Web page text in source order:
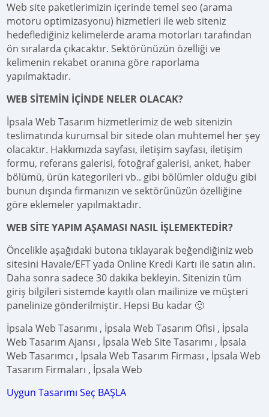
Web site paketlerimizin içerinde temel seo (arama
motoru optimizasyonu) hizmetleri ile web siteniz
hedeflediğiniz kelimelerde arama motorları tarafından
ön sıralarda çıkacaktır. Sektörünüzün özelliği ve
kelimenin rekabet oranına göre raporlama
yapılmaktadır.
WEB SİTEMİN İÇİNDE NELER OLACAK?
İpsala Web Tasarım hizmetlerimiz de web sitenizin
teslimatında kurumsal bir sitede olan muhtemel her şey
olacaktır. Hakkımızda sayfası, iletişim sayfası, iletişim
formu, referans galerisi, fotoğraf galerisi, anket, haber
bölümü, ürün kategorileri vb.. gibi bölümler olduğu gibi
bunun dışında firmanızın ve sektörünüzün özelliğine
göre eklemeler yapılmaktadır.
WEB SİTE YAPIM AŞAMASI NASIL İŞLEMEKTEDİR?
Öncelikle aşağıdaki butona tıklayarak beğendiğiniz web
sitesini Havale/EFT yada Online Kredi Kartı ile satın alın.
Daha sonra sadece 30 dakika bekleyin. Sitenizin tüm
giriş bilgileri sistemde kayıtlı olan mailinize ve müşteri
panelinize gönderilmiştir. Hepsi Bu kadar 🙂
İpsala Web Tasarımı , İpsala Web Tasarım Ofisi , İpsala
Web Tasarım Ajansı , İpsala Web Site Tasarımı , İpsala
Web Tasarımcı , İpsala Web Tasarım Firması , İpsala Web
Tasarım Firmaları , İpsala Web
Uygun Tasarımı Seç BAŞLA